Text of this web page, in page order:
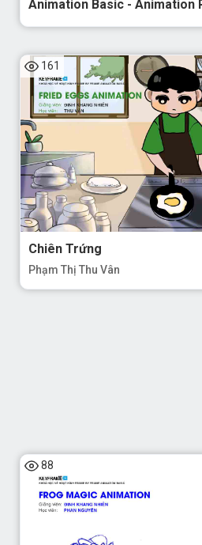
Animation Basic - Animation
161
Chiên Trứng
Phạm Thị Thu Vân
88